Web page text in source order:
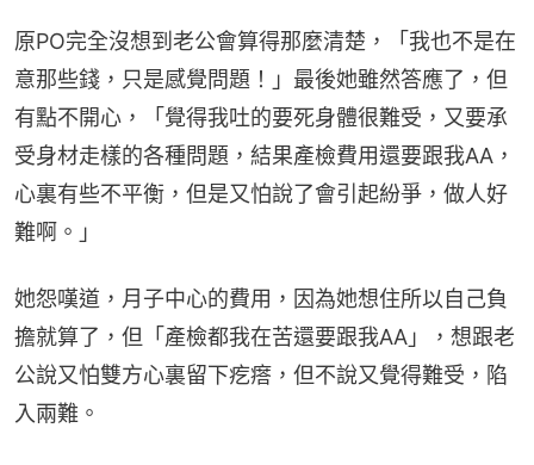
原PO完全沒想到老公會算得那麼清楚，「我也不是在
意那些錢，只是感覺問題！」最後她雖然答應了，但
有點不開心，「覺得我吐的要死身體很難受，又要承
受身材走樣的各種問題，結果產檢費用還要跟我AA，
心裏有些不平衡，但是又怕說了會引起紛爭，做人好
難啊。」
她怨嘆道，月子中心的費用，因為她想住所以自己負
擔就算了，但「產檢都我在苦還要跟我AA」，想跟老
公說又怕雙方心裏留下疙瘩，但不說又覺得難受，陷
入兩難。